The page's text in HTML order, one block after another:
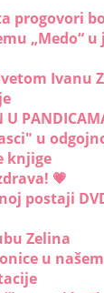
progovori
„Medo“
Ivanu
U
u
knjige
💗
postaji
Zelina
u